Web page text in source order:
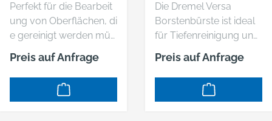
Perfekt für die Bearbeit
ung von Oberflächen, di
e gereinigt werden müs
sen, ohne Kratzer zu
hinterlassen. Das Dreme
l Versa
Antikratz Pad bewährt
Preis auf Anfrage
Die Dremel Versa
Borstenbürste ist ideal
für Tiefenreinigung und
schwer erreichbare
Oberflächen. Die
flexiblen und dennoch
stabilen Nylonborsten
Preis auf Anfrage